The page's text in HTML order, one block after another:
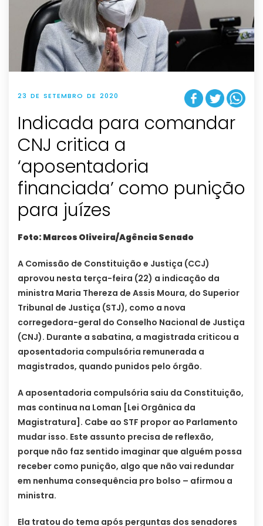
23 DE SETEMBRO DE 2020
Indicada para comandar
CNJ critica a
‘aposentadoria
financiada’ como punição
para juízes
Foto: Marcos Oliveira/Agência Senado
A Comissão de Constituição e Justiça (CCJ)
aprovou nesta terça-feira (22) a indicação da
ministra Maria Thereza de Assis Moura, do Superior
Tribunal de Justiça (STJ), como a nova
corregedora-geral do Conselho Nacional de Justiça
(CNJ). Durante a sabatina, a magistrada criticou a
aposentadoria compulsória remunerada a
magistrados, quando punidos pelo órgão.
A aposentadoria compulsória saiu da Constituição,
mas continua na Loman [Lei Orgânica da
Magistratura]. Cabe ao STF propor ao Parlamento
mudar isso. Este assunto precisa de reflexão,
porque não faz sentido imaginar que alguém possa
receber como punição, algo que não vai redundar
em nenhuma consequência pro bolso – afirmou a
ministra.
Ela tratou do tema após perguntas dos senadores